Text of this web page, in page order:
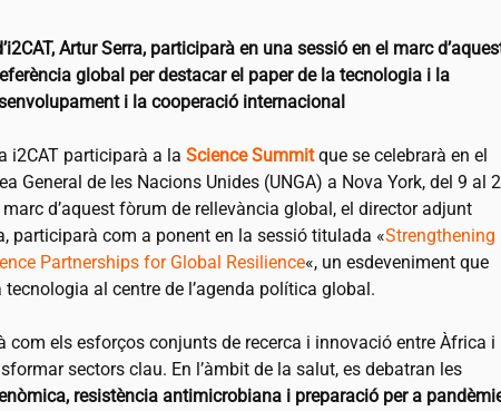
i2CAT, Artur Serra, participarà en una sessió en el marc
global per destacar el paper de la tecnologia i la
i la cooperació internacional
i2CATparticiparà a la Science Summitque se celebrarà en el
General de les Nacions Unides (UNGA) a Nova York, del 9 al
marc d’aquest fòrum de rellevància global, el director adjunt
participarà com a ponent en la sessió titulada «Strengthening
Partnerships for Global Resilience«, un esdeveniment que
al centre de l’agenda política global.
com els esforços conjunts de recerca i innovació entre Àfrica i
sectors clau. En l’àmbit de la salut, es debatran les
resistència antimicrobiana i preparació per a